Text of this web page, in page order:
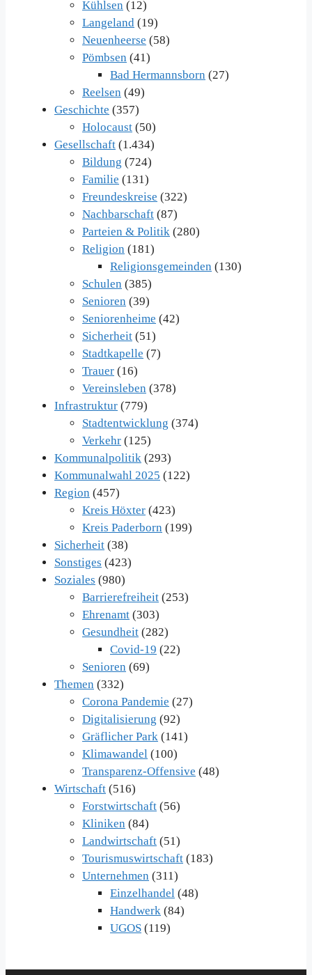
Kühlsen (12)
Langeland (19)
Neuenheerse (58)
Pömbsen (41)
Bad Hermannsborn (27)
Reelsen (49)
Geschichte (357)
Holocaust (50)
Gesellschaft (1.434)
Bildung (724)
Familie (131)
Freundeskreise (322)
Nachbarschaft (87)
Parteien & Politik (280)
Religion (181)
Religionsgemeinden (130)
Schulen (385)
Senioren (39)
Seniorenheime (42)
Sicherheit (51)
Stadtkapelle (7)
Trauer (16)
Vereinsleben (378)
Infrastruktur (779)
Stadtentwicklung (374)
Verkehr (125)
Kommunalpolitik (293)
Kommunalwahl 2025 (122)
Region (457)
Kreis Höxter (423)
Kreis Paderborn (199)
Sicherheit (38)
Sonstiges (423)
Soziales (980)
Barrierefreiheit (253)
Ehrenamt (303)
Gesundheit (282)
Covid-19 (22)
Senioren (69)
Themen (332)
Corona Pandemie (27)
Digitalisierung (92)
Gräflicher Park (141)
Klimawandel (100)
Transparenz-Offensive (48)
Wirtschaft (516)
Forstwirtschaft (56)
Kliniken (84)
Landwirtschaft (51)
Tourismuswirtschaft (183)
Unternehmen (311)
Einzelhandel (48)
Handwerk (84)
UGOS (119)